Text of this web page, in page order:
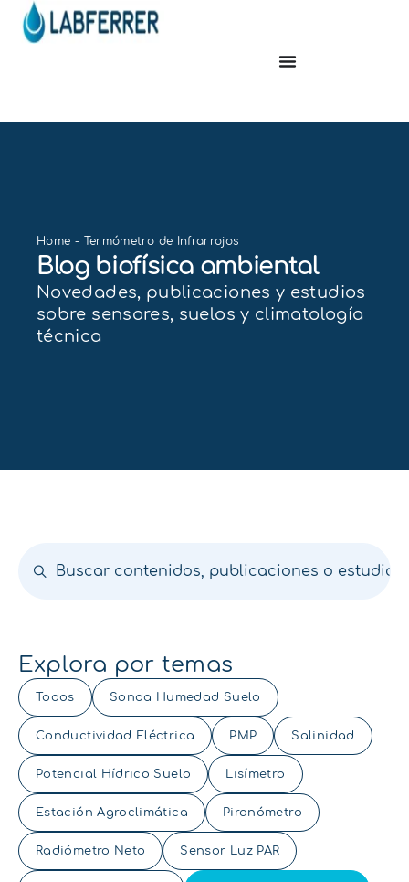
Home - Termómetro de Infrarrojos
Blog biofísica ambiental
Novedades, publicaciones y estudios
sobre sensores, suelos y climatología
técnica
Explora por temas
Todos Sonda Humedad Suelo
Conductividad Eléctrica PMP Salinidad
Potencial Hídrico Suelo Lisímetro
Estación Agroclimática Piranómetro
Radiómetro Neto Sensor Luz PAR